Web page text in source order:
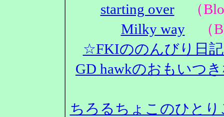
starting over（
Milky way（
☆FKIののんびり日
GD hawkのおもいつ
ちろるちょこのひとり